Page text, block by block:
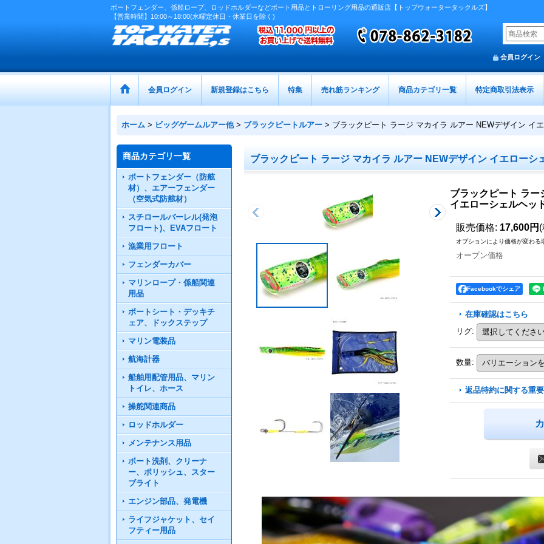
ボートフェンダー、係船ロープ、ロッドホルダーなどボート用品とトローリング用品の通販店【トップウォータータックルズ】
【営業時間】10:00～18:00(水曜定休日・休業日を除く)
会員ログイン
会員ログイン 新規登録はこちら 特集 売れ筋ランキング 商品カテゴリ一覧 特定商取引法表示
ホーム > ビッグゲームルアー他 > ブラックピートルアー > ブラックピート ラージ マカイラ ルアー NEWデザイン イ
商品カテゴリ一覧
ボートフェンダー（防舷
材）、エアーフェンダー
（空気式防舷材）
スチロールバーレル(発泡
フロート)、EVAフロート
漁業用フロート
フェンダーカバー
マリンロープ・係船関連
用品
ボートシート・デッキチ
ェア、ドックステップ
マリン電装品
航海計器
船舶用配管用品、マリン
トイレ、ホース
操舵関連商品
ロッドホルダー
メンテナンス用品
ボート洗剤、クリーナ
ー、ポリッシュ、スター
ブライト
エンジン部品、発電機
ライフジャケット、セイ
フティー用品
ブラックピート ラージ マカイラ ルアー NEWデザイン イエローシ
ブラックピート ラー
イエローシェルヘッ
販売価格: 17,600円
オプションにより価格が変わる
オープン価格
Facebookでシェア
在庫確認はこちら
リグ:
数量:
返品特約に関する重